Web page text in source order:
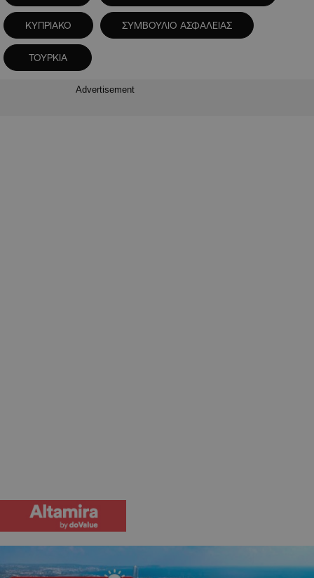
ΚΥΠΡΙΑΚΟ ΣΥΜΒΟΥΛΙΟ ΑΣΦΑΛΕΙΑΣ
ΤΟΥΡΚΙΑ
Advertisement